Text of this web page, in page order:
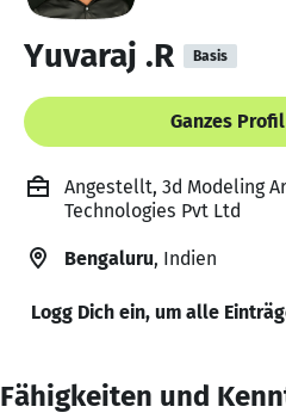
Yuvaraj .R Basis
Ganzes
Angestellt, 3d Modeling
Technologies Pvt Ltd
Bengaluru, Indien
Logg Dich ein, um alle
Fähigkeiten und